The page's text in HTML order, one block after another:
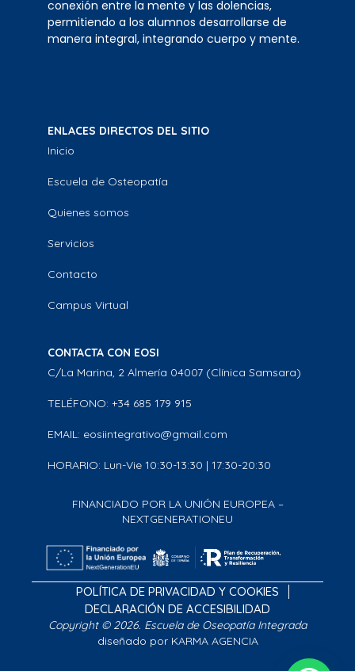
conexión entre la mente y las dolencias,
permitiendo a los alumnos desarrollarse de
manera integral, integrando cuerpo y mente.
ENLACES DIRECTOS DEL SITIO
Inicio
Escuela de Osteopatía
Quienes somos
Servicios
Contacto
Campus Virtual
CONTACTA CON EOSI
C/La Marina, 2 Almería 04007 (Clínica Samsara)
TELÉFONO: +34 685 179 915
EMAIL: eosiintegrativo@gmail.com
HORARIO: Lun-Vie 10:30-13:30 | 17:30-20:30
FINANCIADO POR LA UNIÓN EUROPEA –
NEXTGENERATIONEU
POLÍTICA DE PRIVACIDAD Y COOKIES
DECLARACIÓN DE ACCESIBILIDAD
Copyright © 2026. Escuela de Oseopatía Integrada
diseñado por KARMA AGENCIA